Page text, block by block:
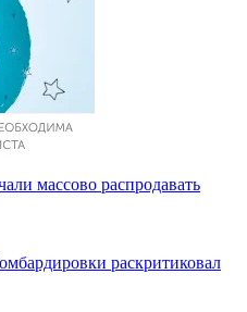
массово распродавать
раскритиковал